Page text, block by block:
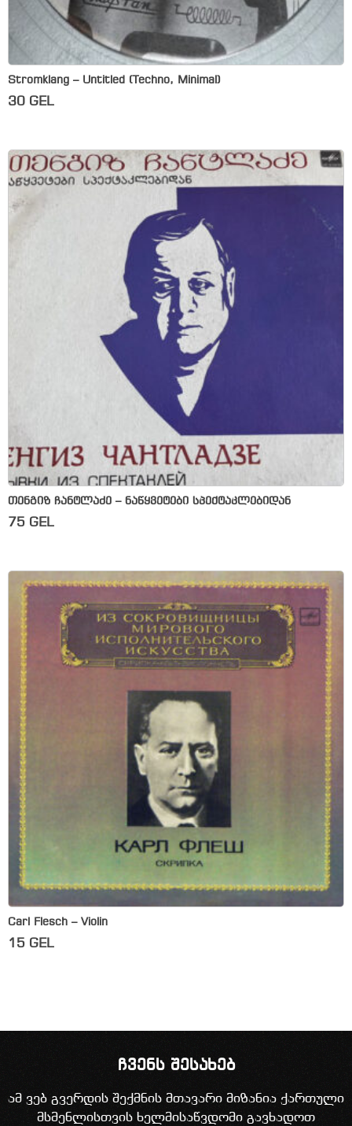
Stromklang – Untitled (Techno, Minimal)
30 GEL
თენგიზ ჩანტლაძე – ნაწყვეტები სპექტაკლებიდან
75 GEL
Carl Flesch – Violin
15 GEL
ჩვენს შესახებ
ამ ვებ გვერდის შექმნის მთავარი მიზანია ქართული
მსმენლისთვის ხელმისაწვდომი გავხადოთ